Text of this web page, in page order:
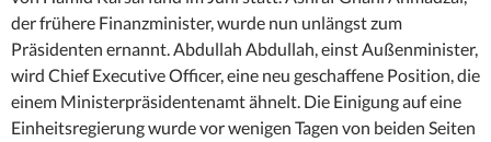
der frühere Finanzminister, wurde nun unlängst zum
Präsidenten ernannt. Abdullah Abdullah, einst Außenminister,
wird Chief Executive Officer, eine neu geschaffene Position, die
einem Ministerpräsidentenamt ähnelt. Die Einigung auf eine
Einheitsregierung wurde vor wenigen Tagen von beiden Seiten